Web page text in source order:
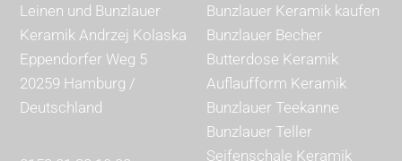
Leinen und Bunzlauer
Keramik Andrzej Kolaska
Eppendorfer Weg 5
20259 Hamburg /
Deutschland
Bunzlauer Keramik kaufen
Bunzlauer Becher
Butterdose Keramik
Auflaufform Keramik
Bunzlauer Teekanne
Bunzlauer Teller
Seifenschale Keramik